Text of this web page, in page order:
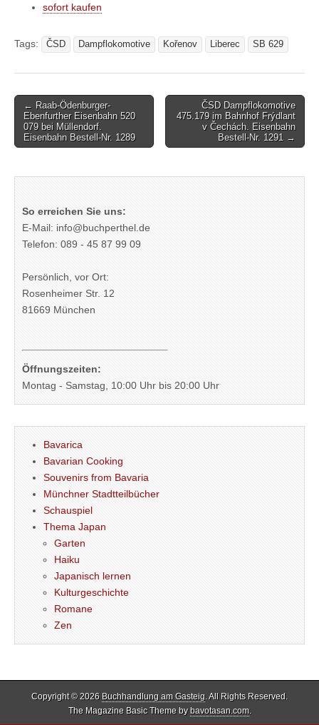
sofort kaufen
Tags: ČSD Dampflokomotive Kořenov Liberec SB 629
Post
navigation
← Raab-Ödenburger-
Ebenfurther Eisenbahn 520
079 bei Müllendorf.
Eisenbahn Bestell-Nr. 1289
ČSD Dampflokomotive
475.179 im Bahnhof Frýdlant
v Čechách. Eisenbahn
Bestell-Nr. 1291 →
So erreichen Sie uns:
E-Mail: info@buchperthel.de
Telefon: 089 - 45 87 99 09
Persönlich, vor Ort:
Rosenheimer Str. 12
81669 München
Öffnungszeiten:
Montag - Samstag, 10:00 Uhr bis 20:00 Uhr
Bavarica
Bavarian Cooking
Souvenirs from Bavaria
Münchner Stadtteilbücher
Schauspiel
Thema Japan
Garten
Haiku
Japanisch lernen
Kulturgeschichte
Romane
Zen
Copyright © 2026 Buchhandlung am Gasteig. All Rights Reserved.
The Magazine Basic Theme bybavotasan.com.